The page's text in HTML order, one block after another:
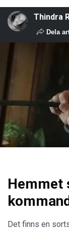
Thindra
Dela
Hemmet
Det finns en